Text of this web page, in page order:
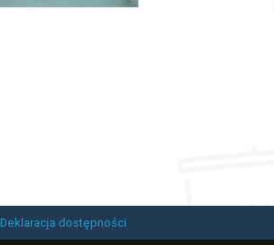
Deklaracja dostępności